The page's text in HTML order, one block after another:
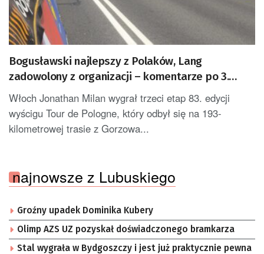
Bogusławski najlepszy z Polaków, Lang
zadowolony z organizacji – komentarze po 3.
etapie Tour de Pologne
Włoch Jonathan Milan wygrał trzeci etap 83. edycji
wyścigu Tour de Pologne, który odbył się na 193-
kilometrowej trasie z Gorzowa...
najnowsze z Lubuskiego
Groźny upadek Dominika Kubery
Olimp AZS UZ pozyskał doświadczonego bramkarza
Stal wygrała w Bydgoszczy i jest już praktycznie pewna